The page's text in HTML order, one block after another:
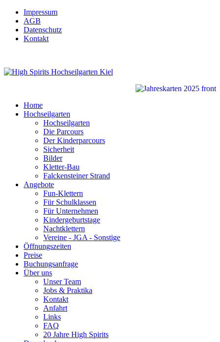
Impressum
AGB
Datenschutz
Kontakt
Home
Hochseilgarten
Hochseilgarten
Die Parcours
Der Kinderparcours
Sicherheit
Bilder
Kletter-Bau
Falckensteiner Strand
Angebote
Fun-Klettern
Für Schulklassen
Für Unternehmen
Kindergeburtstage
Nachtklettern
Vereine - JGA - Sonstige
Öffnungszeiten
Preise
Buchungsanfrage
Über uns
Unser Team
Jobs & Praktika
Kontakt
Anfahrt
Links
FAQ
20 Jahre High Spirits